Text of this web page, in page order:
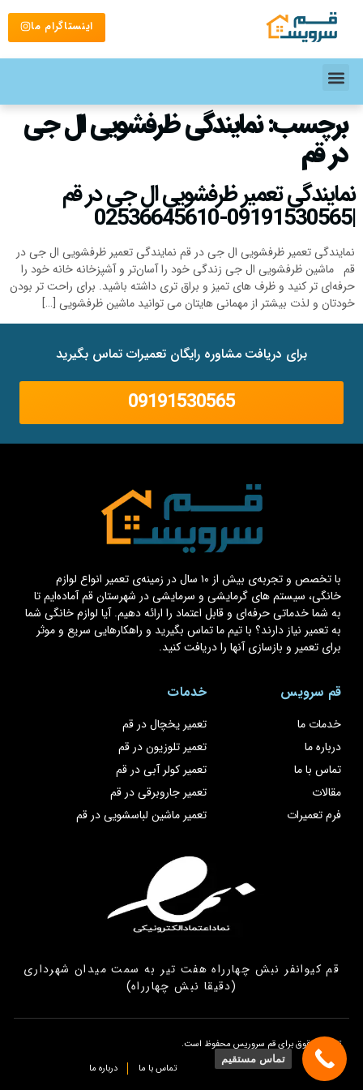
اینستاگرام ما
برچسب:نمایندگی ظرفشویی ال جی
در قم
نمایندگی تعمیر ظرفشویی ال جی در قم
|09191530565-02536645610
نمایندگی تعمیر ظرفشویی ال جی در قم نمایندگی تعمیر ظرفشویی ال جی در
قم ماشین ظرفشویی ال جی زندگی خود را آسان‌تر و آشپزخانه خانه خود را
حرفه‌ای تر کنید و ظرف های تمیز و براق تری داشته باشید. برای راحت تر بودن
خودتان و لذت بیشتر از مهمانی هایتان می توانید ماشین‌ ظرفشویی […]
برای دریافت مشاوره رایگان تعمیرات تماس بگیرید
09191530565
با تخصص و تجربه‌ی بیش از ۱۰ سال در زمینه‌ی تعمیر انواع لوازم
خانگی، سیستم های گرمایشی و سرمایشی در شهرستان قم آماده‌ایم تا
به شما خدماتی حرفه‌ای و قابل اعتماد را ارائه دهیم. آیا لوازم خانگی شما
به تعمیر نیاز دارند؟ با تیم ما تماس بگیرید و راهکارهایی سریع و موثر
برای تعمیر و بازسازی آنها را دریافت کنید.
قم سرویس
خدمات ما
درباره ما
تماس با ما
مقالات
فرم تعمیرات
خدمات
تعمیر یخچال در قم
تعمیر تلوزیون در قم
تعمیر کولر آبی در قم
تعمیر جاروبرقی در قم
تعمیر ماشین لباسشویی در قم
قم کیوانفر نبش چهارراه هفت تیر به سمت میدان شهرداری
(دقیقا نبش چهارراه)
تمامی حقوق برای قم سروریس محفوظ است.
تماس با ما
درباره ما
تماس مستقیم